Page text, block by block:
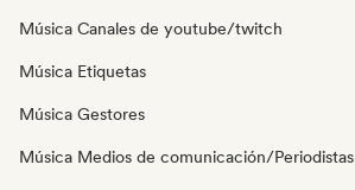
Música Canales de youtube/twitch
Música Etiquetas
Música Gestores
Música Medios de comunicación/Periodistas